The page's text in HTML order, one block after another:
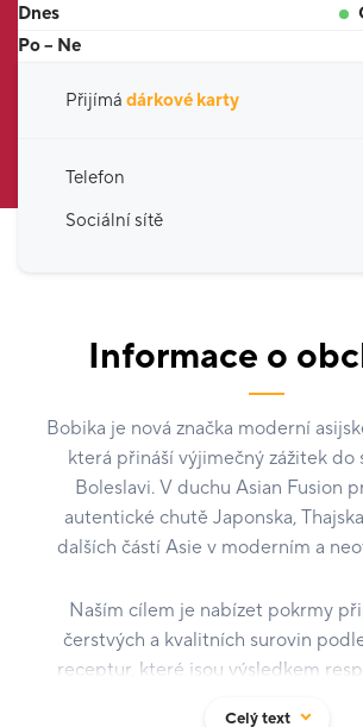
Dnes
Po – Ne
Přijímá dárkové karty
Telefon
Sociální sítě
Informace o
Bobika je nová značka moderní
která přináší výjimečný zážitek do
Boleslavi. V duchu Asian Fusion
autentické chutě Japonska,
dalších částí Asie v moderním a
Naším cílem je nabízet pokrmy
čerstvých a kvalitních surovin
receptur, které jsou výsledkem
Celý text